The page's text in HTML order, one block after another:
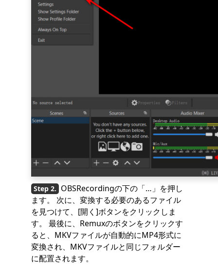
OBSRecordingの下の「…」を押し
ます。 次に、変換する必要のあるファイル
を見つけて、[開く]ボタンをクリックしま
す。 最後に、Remuxのボタンをクリックす
ると、MKVファイルが自動的にMP4形式に
変換され、MKVファイルと同じフォルダー
に配置されます。